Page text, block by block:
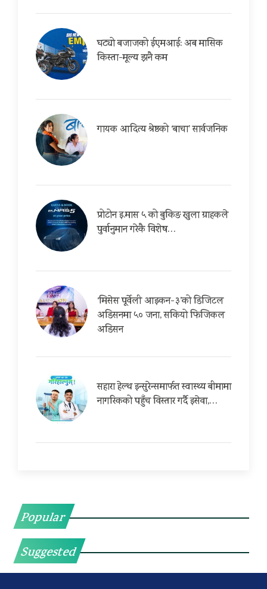
घट्यो बजाजको ईएमआई: अब मासिक
किस्ता-मूल्य झनै कम
गायक आदित्य श्रेष्ठको ‘बाचा’ सार्वजनिक
प्रोटोन इ.मास ५ को बुकिङ खुला ग्राहकले
पुर्वानुमान गरेकै विशेष…
‘मिसेस पूर्वेली आइकन-३’को डिजिटल
अडिसनमा ५० जना, सकियो फिजिकल
अडिसन
सहारा हेल्थ इन्सुरेन्समार्फत स्वास्थ्य बीमामा
नागरिकको पहुँच विस्तार गर्दै इसेवा,…
Popular
Suggested